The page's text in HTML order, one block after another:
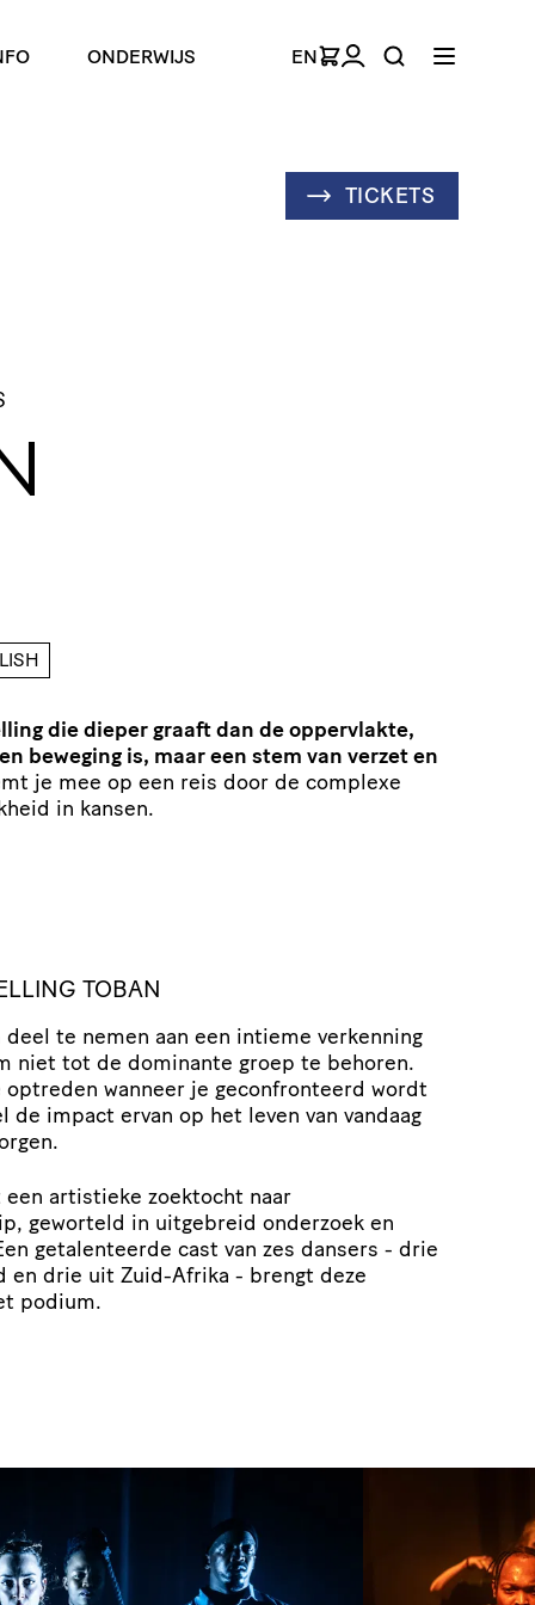
ONDERWIJS EN
TICKETS
die dieper graaft dan de oppervlakte,
beweging is, maar een stem van verzet en
je mee op een reis door de complexe
in kansen.
TOBAN
te nemen aan een intieme verkenning
niet tot de dominante groep te behoren.
wanneer je geconfronteerd wordt
de impact ervan op het leven van vandaag
artistieke zoektocht naar
geworteld in uitgebreid onderzoek en
getalenteerde cast van zes dansers - drie
en drie uit Zuid-Afrika - brengt deze
podium.